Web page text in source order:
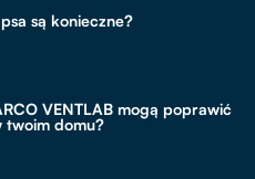
są konieczne?
VENTLAB mogą poprawić
twoim domu?